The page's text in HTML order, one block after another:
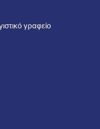
γραφείο